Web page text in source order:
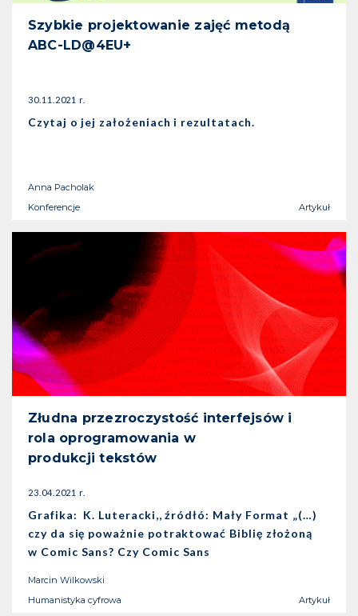
Szybkie projektowanie zajęć metodą
ABC-LD@4EU+
30.11.2021 r.
Czytaj o jej założeniach i rezultatach.
Anna Pacholak
Konferencje
Artykuł
Złudna przezroczystość interfejsów i
rola oprogramowania w
produkcji tekstów
23.04.2021 r.
Grafika: K. Luteracki,, źródłó: Mały Format „(…)
czy da się poważnie potraktować Biblię złożoną
w Comic Sans? Czy Comic Sans
Marcin Wilkowski
Humanistyka cyfrowa
Artykuł